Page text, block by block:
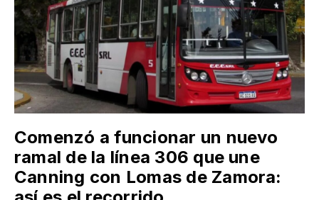
Comenzó a funcionar un nuevo
ramal de la línea 306 que une
Canning con Lomas de Zamora: